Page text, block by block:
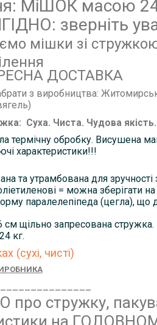
МіШОК масою
зверніть
мішки зі
ДОСТАВКА
з виробництва:
Суха. Чиста. Чудова якість.
термічну обробку. Висушена
характеристики!!!
та утрамбована для зручності
= можна зберігати
паралелепіпеда (цегла), що
щільно запресована стружка.
кг.
(сухі, чисті)
стружку,
на